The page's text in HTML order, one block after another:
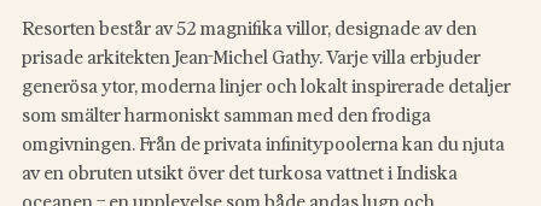
Resorten består av 52 magnifika villor, designade av den
prisade arkitekten Jean-Michel Gathy. Varje villa erbjuder
generösa ytor, moderna linjer och lokalt inspirerade detaljer
som smälter harmoniskt samman med den frodiga
omgivningen. Från de privata infinitypoolerna kan du njuta
av en obruten utsikt över det turkosa vattnet i Indiska